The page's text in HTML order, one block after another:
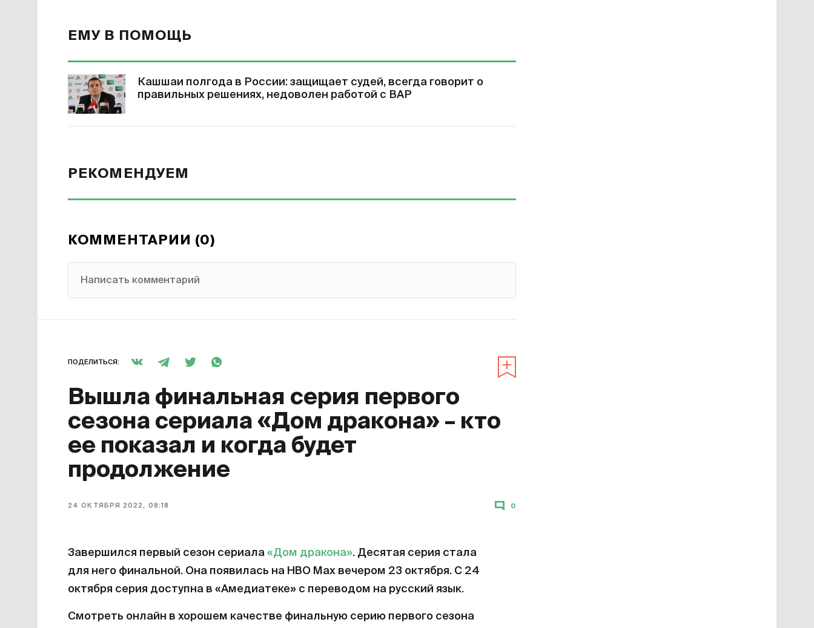
ЕМУ В ПОМОЩЬ
Кашшаи полгода в России: защищает судей, всегда говорит о
правильных решениях, недоволен работой с ВАР
РЕКОМЕНДУЕМ
КОММЕНТАРИИ (0)
Написать комментарий
ПОДЕЛИТЬСЯ:
Вышла финальная серия первого
сезона сериала «Дом дракона» – кто
ее показал и когда будет
продолжение
24 ОКТЯБРЯ 2022, 08:18 0
Завершился первый сезон сериала «Дом дракона». Десятая серия стала
для него финальной. Она появилась на HBO Max вечером 23 октября. С 24
октября серия доступна в «Амедиатеке» с переводом на русский язык.
Смотреть онлайн в хорошем качестве финальную серию первого сезона